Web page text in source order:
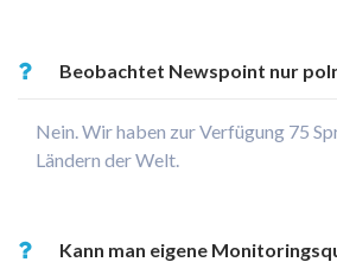
Beobachtet Newspoint nur
Nein. Wir haben zur Verfügung 75
Ländern der Welt.
Kann man eigene